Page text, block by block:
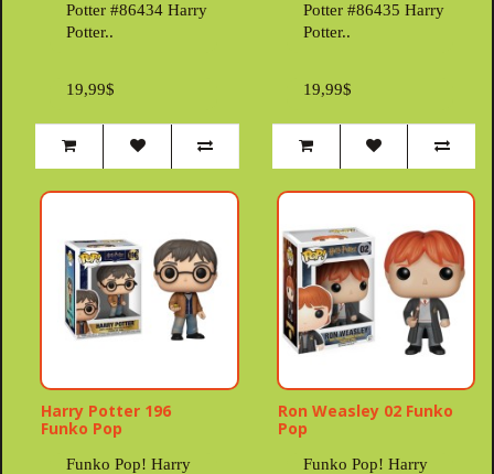
Potter #86434 Harry
Potter..
19,99$
Potter #86435 Harry
Potter..
19,99$
Harry Potter 196
Funko Pop
Funko Pop! Harry
Ron Weasley 02 Funko
Pop
Funko Pop! Harry